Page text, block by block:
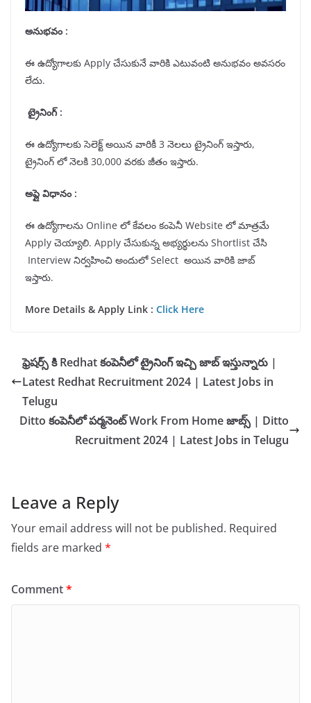
అనుభవం :
ఈ ఉద్యోగాలకు Apply చేసుకునే వారికి ఎటువంటి అనుభవం అవసరం
లేదు.
ట్రైనింగ్ :
ఈ ఉద్యోగాలకు సెలెక్ట్ అయిన వారికీ 3 నెలలు ట్రైనింగ్ ఇస్తారు,
ట్రైనింగ్ లో నెలకి 30,000 వరకు జీతం ఇస్తారు.
అప్లై విధానం :
ఈ ఉద్యోగాలను Online లో కేవలం కంపెనీ Website లో మాత్రమే
Apply చెయ్యాలి. Apply చేసుకున్న అభ్యర్థులను Shortlist చేసి
Interview నిర్వహించి అందులో Select అయిన వారికి జాబ్
ఇస్తారు.
More Details & Apply Link : Click Here
ఫ్రెషర్స్ కి Redhat కంపెనీలో ట్రైనింగ్ ఇచ్చి జాబ్ ఇస్తున్నారు |
Latest Redhat Recruitment 2024 | Latest Jobs in
Telugu
Ditto కంపెనీలో పర్మనెంట్ Work From Home జాబ్స్ | Ditto
Recruitment 2024 | Latest Jobs in Telugu
Leave a Reply
Your email address will not be published. Required
fields are marked *
Comment*